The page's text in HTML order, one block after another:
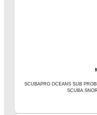
SCUBAPRO OCEANS SUB
SCUBA